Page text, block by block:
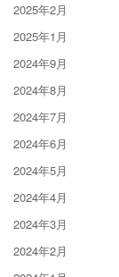
2025年2月
2025年1月
2024年9月
2024年8月
2024年7月
2024年6月
2024年5月
2024年4月
2024年3月
2024年2月